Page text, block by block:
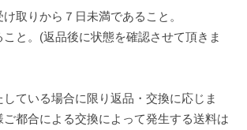
取りから７日未満であること。
こと。(返品後に状態を確認させて頂きま
している場合に限り返品・交換に応じま
都合による交換によって発生する送料は